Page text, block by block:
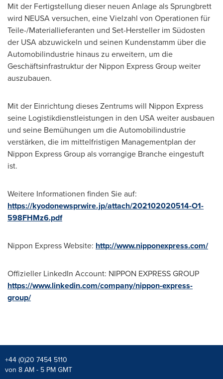
Mit der Fertigstellung dieser neuen Anlage als Sprungbrett
wird NEUSA versuchen, eine Vielzahl von Operationen für
Teile-/Materiallieferanten und Set-Hersteller im Südosten
der USAabzuwickeln und seinen Kundenstamm über die
Automobilindustrie hinaus zu erweitern, um die
Geschäftsinfrastruktur der Nippon Express Group weiter
auszubauen.
Mit der Einrichtung dieses Zentrums will Nippon Express
seine Logistikdienstleistungen in den USAweiter ausbauen
und seine Bemühungen um die Automobilindustrie
verstärken, die im mittelfristigen Managementplan der
Nippon Express Group als vorrangige Branche eingestuft
ist.
Weitere Informationen finden Sie auf:
https://kyodonewsprwire.jp/attach/202102020514-O1-
598FHMz6.pdf
Nippon Express Website: http://www.nipponexpress.com/
Offizieller LinkedIn Account: NIPPON EXPRESS GROUP
https://www.linkedin.com/company/nippon-express-
group/
+44 (0)20 7454 5110
von 8 AM - 5 PM GMT